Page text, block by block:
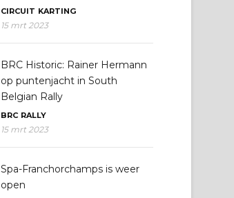
CIRCUIT KARTING
15 mrt 2023
BRC Historic: Rainer Hermann
op puntenjacht in South
Belgian Rally
BRC RALLY
15 mrt 2023
Spa-Franchorchamps is weer
open